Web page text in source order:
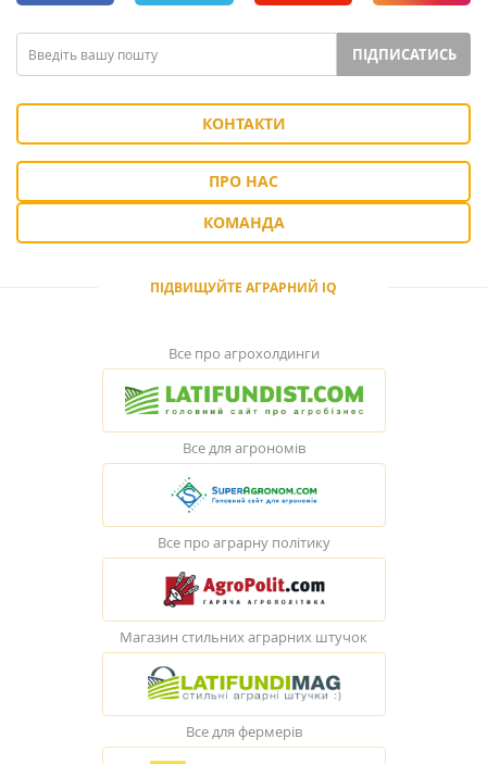
ПІДПИСАТИСЬ
КОНТАКТИ
ПРО НАС
КОМАНДА
ПІДВИЩУЙТЕ АГРАРНИЙ IQ
Все про агрохолдинги
Все для агрономів
Все про аграрну політику
Магазин стильних аграрних штучок
Все для фермерів